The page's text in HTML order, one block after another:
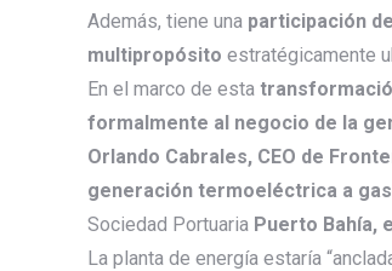
Además, tiene una participación
multipropósito estratégicamente
En el marco de esta
formalmente al negocio de la
Orlando Cabrales, CEO de
generación termoeléctrica a gas
Sociedad Portuaria Puerto Bahía,
La planta de energía estaría